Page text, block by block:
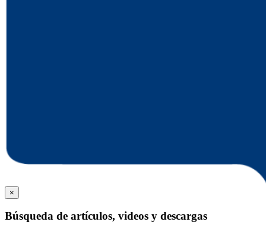
×
Búsqueda de artículos, videos y descargas